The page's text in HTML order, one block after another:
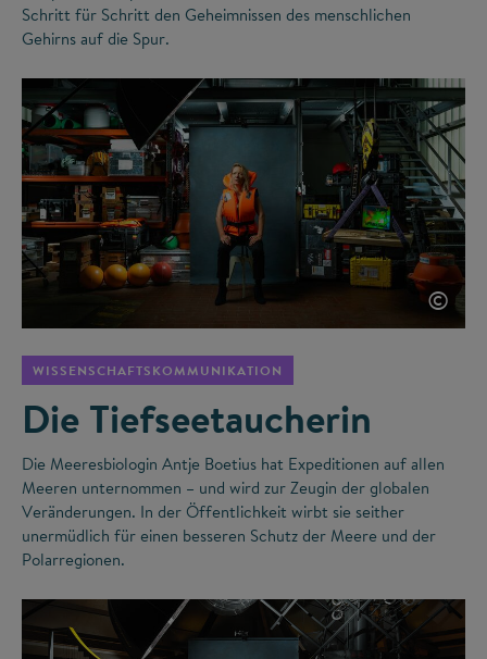
Schritt für Schritt den Geheimnissen des menschlichen
Gehirns auf die Spur.
©
WISSENSCHAFTSKOMMUNIKATION
Die Tiefseetaucherin
Die Meeresbiologin Antje Boetius hat Expeditionen auf allen
Meeren unternommen – und wird zur Zeugin der globalen
Veränderungen. In der Öffentlichkeit wirbt sie seither
unermüdlich für einen besseren Schutz der Meere und der
Polarregionen.